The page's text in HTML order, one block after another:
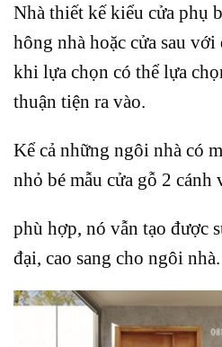
Nhà thiết kế kiểu cửa phụ
hông nhà hoặc cửa sau
khi lựa chọn có thể lựa
thuận tiện ra vào.
Kể cả những ngôi nhà có
nhỏ bé mẫu cửa gỗ 2 cánh
phù hợp, nó vẫn tạo được
đại, cao sang cho ngôi nhà.